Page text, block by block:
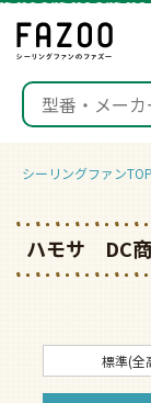
シーリングファンTOP
ハモサ DC
標準(全